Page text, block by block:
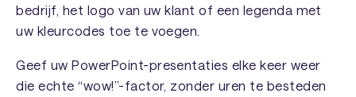
bedrijf, het logo van uw klant of een legenda met
uw kleurcodes toe te voegen.
Geef uw PowerPoint-presentaties elke keer weer
die echte “wow!”-factor, zonder uren te besteden